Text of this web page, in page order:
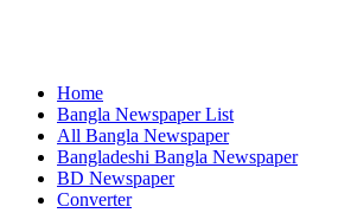
Home
Bangla Newspaper List
All Bangla Newspaper
Bangladeshi Bangla Newspaper
BD Newspaper
Converter